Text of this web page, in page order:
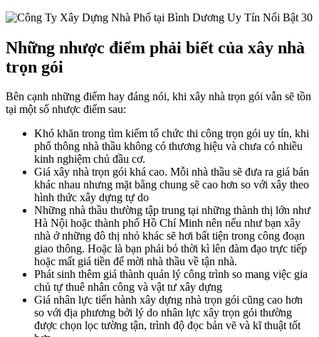
Những nhược điểm phải biết của xây nhà
trọn gói
Bên cạnh những điểm hay đáng nói, khi xây nhà trọn gói vẫn sẽ tồn
tại một số nhược điểm sau:
Khó khăn trong tìm kiếm tổ chức thi công trọn gói uy tín, khi
phổ thông nhà thầu không có thương hiệu và chưa có nhiều
kinh nghiệm chủ đầu cơ.
Giá xây nhà trọn gói khá cao. Mỗi nhà thầu sẽ đưa ra giá bán
khác nhau nhưng mặt bằng chung sẽ cao hơn so với xây theo
hình thức xây dựng tự do
Những nhà thầu thường tập trung tại những thành thị lớn như
Hà Nội hoặc thành phố Hồ Chí Minh nên nếu như bạn xây
nhà ở những đô thị nhỏ khác sẽ hơi bất tiện trong công đoạn
giao thông. Hoặc là bạn phải bỏ thời kì lên đàm đạo trực tiếp
hoặc mất giá tiền để mời nhà thầu về tận nhà.
Phát sinh thêm giá thành quản lý công trình so mang việc gia
chủ tự thuê nhân công và vật tư xây dựng
Giá nhân lực tiến hành xây dựng nhà trọn gói cũng cao hơn
so với địa phương bởi lý do nhân lực xây trọn gói thường
được chọn lọc tường tận, trình độ đọc bản vẽ và kĩ thuật tốt